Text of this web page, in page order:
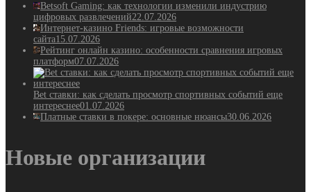
Betsoft Gaming: как технологии изменили индустрию
цифровых развлечений22.07.2026
Интернет-казино Friends: игровые возможности
сайта15.07.2026
Рейтинг онлайн казино: особенности сравнения игровых
платформ07.07.2026
Bet ставки: как сделать просмотр спортивных событий еще
интереснее01.07.2026
Платные ставки в покере: основные нюансы30.06.2026
Новые организации